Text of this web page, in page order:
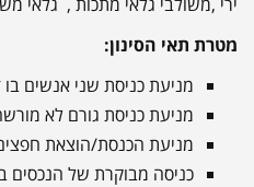
מטרת תאי הסינון:
מניעת כניסת שני אנשים בו
מניעת כניסת גורם לא
מניעת הכנסת/הוצאת
כניסה מבוקרת של הנכסים